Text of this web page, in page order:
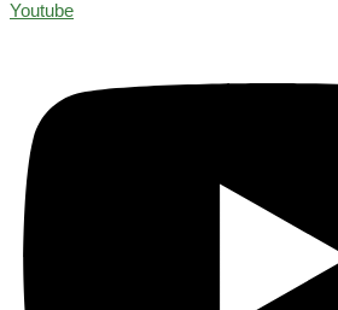
Youtube